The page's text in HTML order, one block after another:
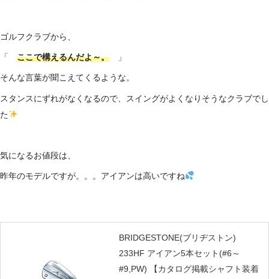
ゴルフクラブから、
「 ここで構えるんだよ～。 」
そんな言葉が聞こえてくるような。
スタンスにずれがなくなるので、スイングがよくなりそうなクラブでし
た
気になるお値段は、
昨年のモデルですが。。。アイアンは高いですね
BRIDGESTONE(ブリヂストン)
233HF アイアン5本セット(#6～
#9,PW) 【カタログ掲載シャフト装着